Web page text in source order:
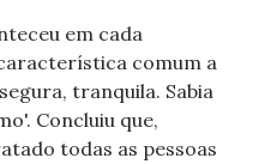
em cada
comum a
tranquila. Sabia
Concluiu que,
todas as pessoas